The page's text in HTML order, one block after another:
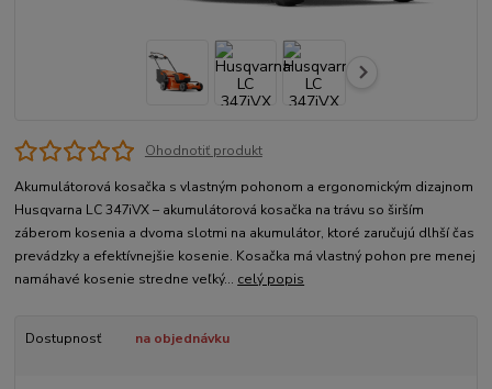
Ohodnotiť produkt
Akumulátorová kosačka s vlastným pohonom a ergonomickým dizajnom
Husqvarna LC 347iVX – akumulátorová kosačka na trávu so širším
záberom kosenia a dvoma slotmi na akumulátor, ktoré zaručujú dlhší čas
prevádzky a efektívnejšie kosenie. Kosačka má vlastný pohon pre menej
namáhavé kosenie stredne veľký... celý popis
Dostupnosť na objednávku